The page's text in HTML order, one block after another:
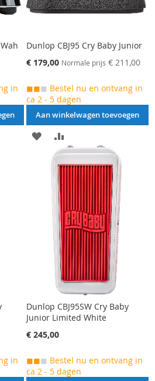
in
Dunlop CBJ95 Cry Baby Junior
Speciale
€ 179,00 Normale prijs € 211,00
◼◼◼ Bestel nu en ontvang in
ca 2 - 5 dagen
Aan winkelwagen toevoegen
AAN
VERLANGLIJST
TOEVOEGEN
TOE
OM
TE
VERGELIJKEN
in
Dunlop CBJ95SW Cry Baby
Junior Limited White
€ 245,00
◼◼◼ Bestel nu en ontvang in
ca 2 - 5 dagen